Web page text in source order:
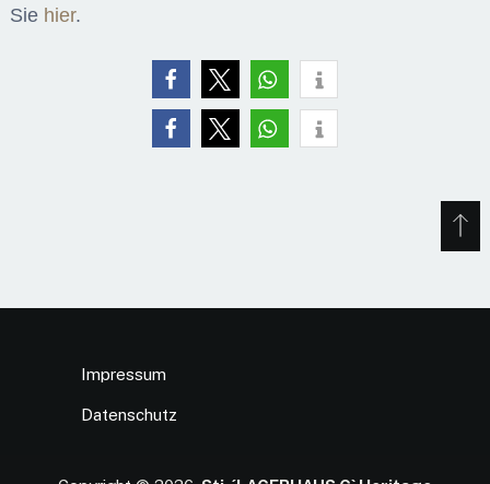
Sie hier.
Impressum
Datenschutz